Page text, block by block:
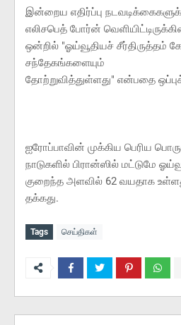
இன்றைய எதிர்ப்பு
எலிசபெத் போர்ன்
ஒன்றில் "ஓய்வூதியச் சீர்திருத்தம்
சந்தேகங்களையும்
தோற்றுவித்துள்ளது" என்பதை
ஐரோப்பாவின் முக்கிய பெரிய
நாடுகளில் பிரான்ஸில் மட்டுமே
குறைந்த அளவில் 62 வயதாக
தக்கது.
Tags செய்திகள்